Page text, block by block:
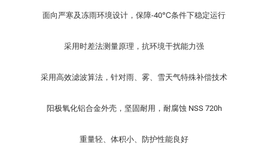
面向严寒及冻雨环境设计，保障-40℃条件下稳定运行
采用时差法测量原理，抗环境干扰能力强
采用高效滤波算法，针对雨、雾、雪天气特殊补偿技术
阳极氧化铝合金外壳，坚固耐用，耐腐蚀 NSS 720h
重量轻、体积小、防护性能良好